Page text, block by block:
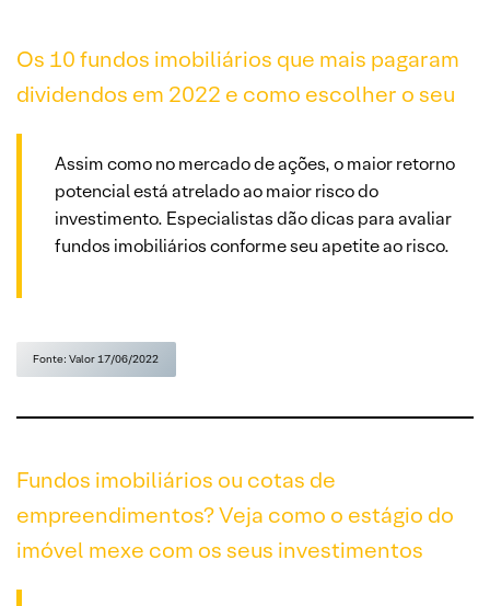
Os 10 fundos imobiliários que mais pagaram
dividendos em 2022 e como escolher o seu
Assim como no mercado de ações, o maior retorno
potencial está atrelado ao maior risco do
investimento. Especialistas dão dicas para avaliar
fundos imobiliários conforme seu apetite ao risco.
Fonte: Valor 17/06/2022
Fundos imobiliários ou cotas de
empreendimentos? Veja como o estágio do
imóvel mexe com os seus investimentos